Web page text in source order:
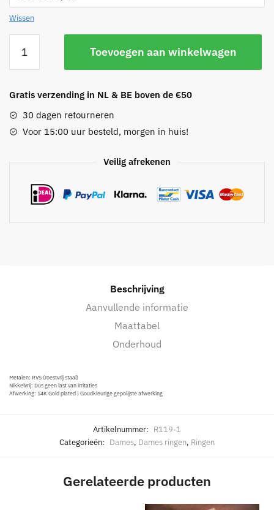
Wissen
friend
ring
Toevoegen aan winkelwagen
Gratis verzending in NL & BE boven de €50
30 dagen retourneren
Voor 15:00 uur besteld, morgen in huis!
Veilig afrekenen
Beschrijving
Aanvullende informatie
Maattabel
Onderhoud
Metalen: RVS (roestvrij staal)
Nikkelvrij: Dus geen last van irritaties
Afwerking: 14K Gold plated | Goudkleurige gepolijste afwerking
Artikelnummer: R119-1
Categorieën: Dames, Dames ringen, Ringen
Gerelateerde producten